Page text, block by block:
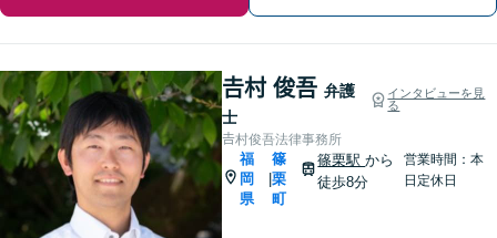
𠮷村 俊吾 弁護
士
インタビューを見
る
𠮷村俊吾法律事務所
福
岡
県
篠
栗
町
篠栗駅から
徒歩8分
営業時間：本
日定休日